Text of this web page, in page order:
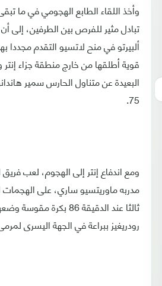
وأخذ اللقاء الطابع الهجومي في ما
تبادل مثير للفرص بين الطرفين، إلى
ألبيرتو في منح لاتسيو التقدم مجددا
قوية أطلقها من خارج منطقة جزاء
البعيدة عن متناول الحارس سمير
75.
ومع اندفاع إنتر إلى الهجوم، لعب
مدربه ماوريتسيو ساري، على
ثالثا عند الدقيقة 86
رودريغيز ببراعة في الجهة اليسرى